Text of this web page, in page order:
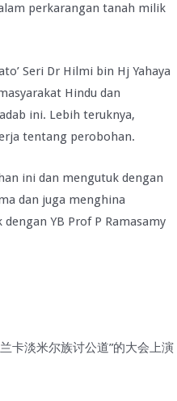
perkarangan tanah milik
Seri Dr Hilmi bin Hj Yahaya
Hindu dan
ini. Lebih teruknya,
tentang perobohan.
ini dan mengutuk dengan
dan juga menghina
YB Prof P Ramasamy
卡淡米尔族讨公道”的大会上演